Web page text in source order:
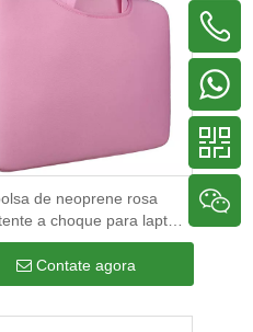
de neoprene rosa
a choque para laptop
bolsa de breifcase
e durável para laptop
Contate agora